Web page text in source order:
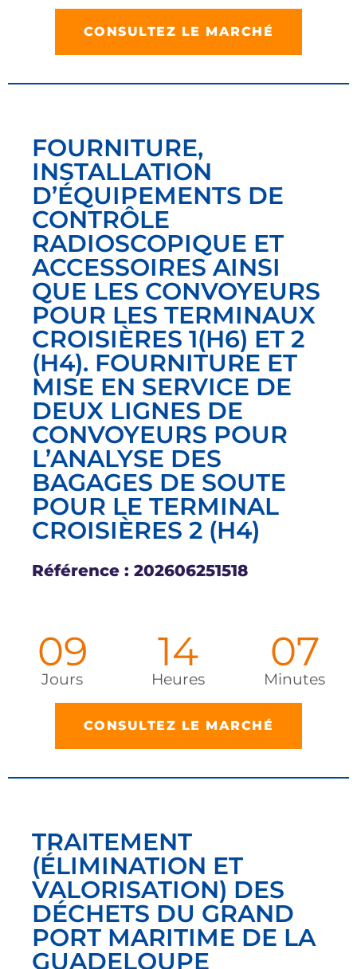
CONSULTEZ LE MARCHÉ
FOURNITURE,
INSTALLATION
D’ÉQUIPEMENTS DE
CONTRÔLE
RADIOSCOPIQUE ET
ACCESSOIRES AINSI
QUE LES CONVOYEURS
POUR LES TERMINAUX
CROISIÈRES 1(H6) ET 2
(H4). FOURNITURE ET
MISE EN SERVICE DE
DEUX LIGNES DE
CONVOYEURS POUR
L’ANALYSE DES
BAGAGES DE SOUTE
POUR LE TERMINAL
CROISIÈRES 2 (H4)
Référence : 202606251518
09
Jours
14
Heures
06
Minutes
CONSULTEZ LE MARCHÉ
TRAITEMENT
(ÉLIMINATION ET
VALORISATION) DES
DÉCHETS DU GRAND
PORT MARITIME DE LA
GUADELOUPE